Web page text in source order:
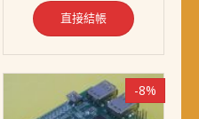
直接結帳
-8%